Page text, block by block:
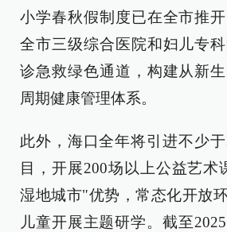
小学春秋假制度已在全市推
全市三级综合医院和妇儿专
诊急救绿色通道，构建从新
周期健康管理体系。
此外，海口全年将引进不少
目，开展200场以上公益艺
湿地城市"优势，常态化开放
儿童开展主题研学。截至